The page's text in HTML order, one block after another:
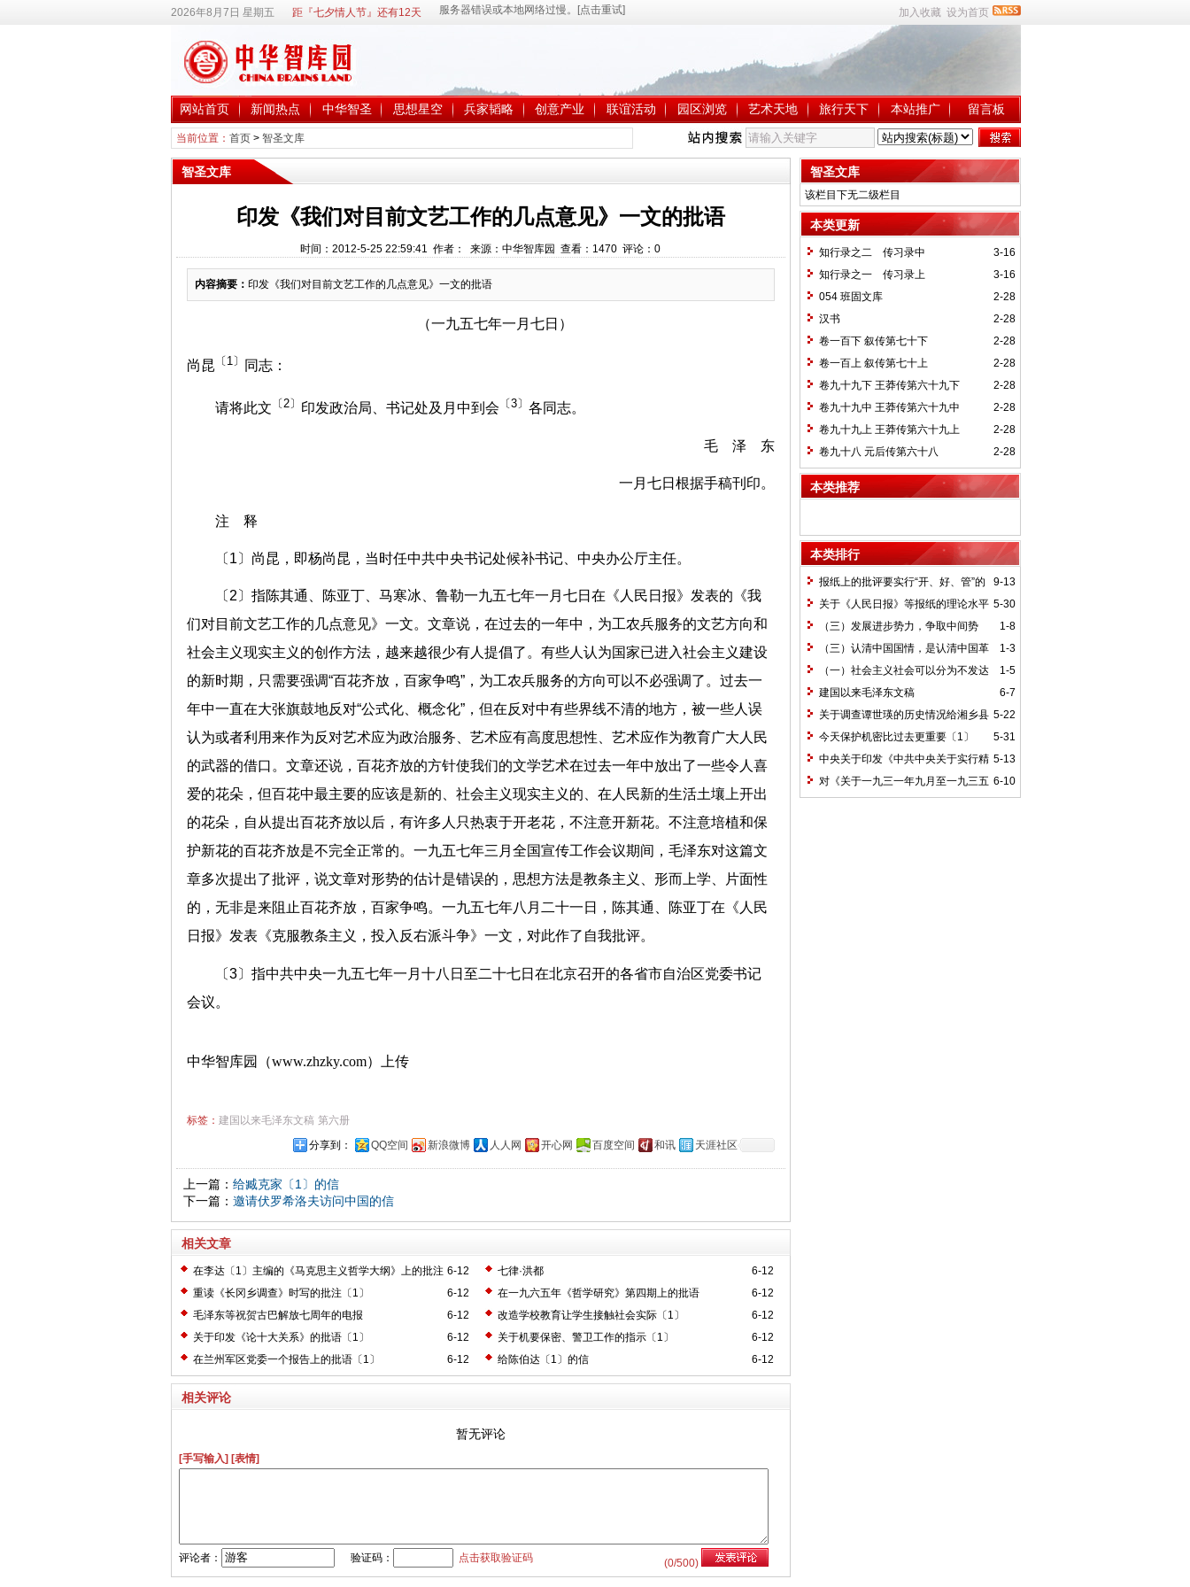
2026年8月7日 星期五 距『七夕情人节』还有12天 加入收藏 设为首页
网站首页 新闻热点 中华智圣 思想星空 兵家韬略 创意产业 联谊活动 园区浏览 艺术天地 旅行天下 本站推广 留言板
当前位置： 首页> 智圣文库
智圣文库
印发《我们对目前文艺工作的几点意见》一文的批语
时间：2012-5-25 22:59:41 作者： 来源：中华智库园 查看： 1470 评论： 0
内容摘要： 印发《我们对目前文艺工作的几点意见》一文的批语
（一九五七年一月七日）
尚昆 〔1〕 同志：
请将此文 〔2〕 印发政治局、书记处及月中到会 〔3〕 各同志。
毛 泽 东
一月七日根据手稿刊印。
注 释
〔1〕尚昆，即杨尚昆，当时任中共中央书记处候补书记、中央办公厅主任。
〔2〕指陈其通、陈亚丁、马寒冰、鲁勒一九五七年一月七日在《人民日报》发表的《我
们对目前文艺工作的几点意见》一文。文章说，在过去的一年中，为工农兵服务的文艺方向和
社会主义现实主义的创作方法，越来越很少有人提倡了。有些人认为国家已进入社会主义建设
的新时期，只需要强调“百花齐放，百家争鸣”，为工农兵服务的方向可以不必强调了。过去一
年中一直在大张旗鼓地反对“公式化、概念化”，但在反对中有些界线不清的地方，被一些人误
认为或者利用来作为反对艺术应为政治服务、艺术应有高度思想性、艺术应作为教育广大人民
的武器的借口。文章还说，百花齐放的方针使我们的文学艺术在过去一年中放出了一些令人喜
爱的花朵，但百花中最主要的应该是新的、社会主义现实主义的、在人民新的生活土壤上开出
的花朵，自从提出百花齐放以后，有许多人只热衷于开老花，不注意开新花。不注意培植和保
护新花的百花齐放是不完全正常的。一九五七年三月全国宣传工作会议期间，毛泽东对这篇文
章多次提出了批评，说文章对形势的估计是错误的，思想方法是教条主义、形而上学、片面性
的，无非是来阻止百花齐放，百家争鸣。一九五七年八月二十一日，陈其通、陈亚丁在《人民
日报》发表《克服教条主义，投入反右派斗争》一文，对此作了自我批评。
〔3〕指中共中央一九五七年一月十八日至二十七日在北京召开的各省市自治区党委书记
会议。
中华智库园（www.zhzky.com）上传
标签： 建国以来毛泽东文稿 第六册
分享到：
QQ空间 新浪微博 人人网 开心网 百度空间 和讯 天涯社区
上一篇： 给臧克家〔1〕的信
下一篇： 邀请伏罗希洛夫访问中国的信
相关文章
6-12
在李达〔1〕主编的《马克思主义哲学大纲》上的批注
〔2〕
6-12
七律·洪都
6-12
重读《长冈乡调查》时写的批注〔1〕 6-12
在一九六五年《哲学研究》第四期上的批语
6-12
毛泽东等祝贺古巴解放七周年的电报 6-12
改造学校教育让学生接触社会实际〔1〕
6-12
关于印发《论十大关系》的批语〔1〕 6-12
关于机要保密、警卫工作的指示〔1〕
6-12
在兰州军区党委一个报告上的批语〔1〕 6-12
给陈伯达〔1〕的信
相关评论
暂无评论
[手写输入] [表情]
(0/500)
评论者： 验证码： 点击获取验证码
智圣文库
该栏目下无二级栏目
本类更新
3-16
知行录之二 传习录中
3-16
知行录之一 传习录上
2-28
054 班固文库
2-28
汉书
2-28
卷一百下 叙传第七十下
2-28
卷一百上 叙传第七十上
2-28
卷九十九下 王莽传第六十九下
2-28
卷九十九中 王莽传第六十九中
2-28
卷九十九上 王莽传第六十九上
2-28
卷九十八 元后传第六十八
本类推荐
本类排行
9-13
报纸上的批评要实行“开、好、管”的
方针*
5-30
关于《人民日报》等报纸的理论水平
的批语〔1〕
1-8
（三）发展进步势力，争取中间势
力，孤立顽固势力
1-3
（三）认清中国国情，是认清中国革
命一切问题的基本依据
1-5
（一）社会主义社会可以分为不发达
和比较发达两个阶段
6-7
建国以来毛泽东文稿
5-22
关于调查谭世瑛的历史情况给湘乡县
委的信和给谭世瑛的复信
5-31
今天保护机密比过去更重要〔1〕
5-13
中央关于印发《中共中央关于实行精
兵简政、增产节约、反对贪污、反对浪费
和反对官僚主义的决定》的通知和毛泽东
6-10
对《关于一九三一年九月至一九三五